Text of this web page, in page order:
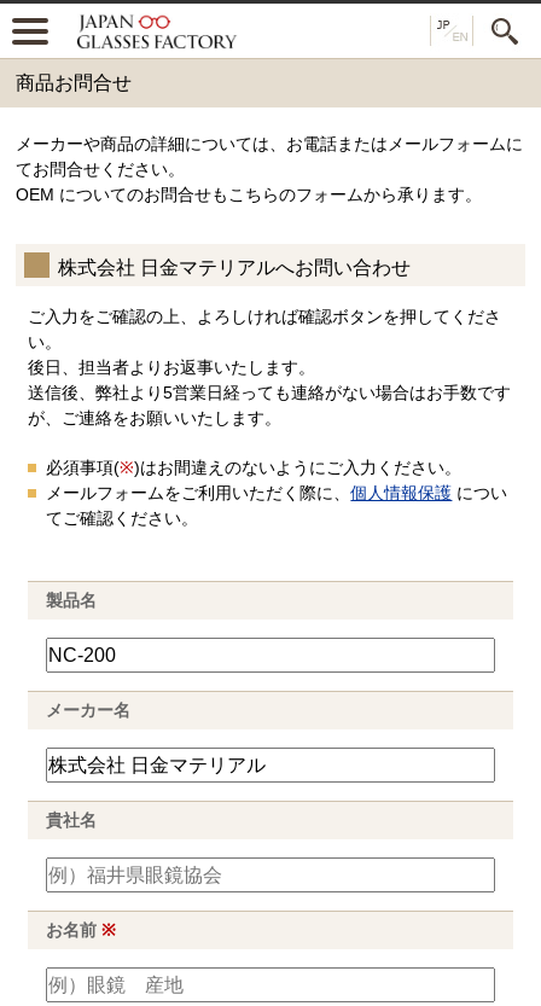
商品お問合せ
メーカーや商品の詳細については、お電話またはメールフォームに
てお問合せください。
OEM についてのお問合せもこちらのフォームから承ります。
株式会社 日金マテリアルへお問い合わせ
ご入力をご確認の上、よろしければ確認ボタンを押してくださ
い。
後日、担当者よりお返事いたします。
送信後、弊社より5営業日経っても連絡がない場合はお手数です
が、ご連絡をお願いいたします。
必須事項(※)はお間違えのないようにご入力ください。
メールフォームをご利用いただく際に、個人情報保護 につい
てご確認ください。
製品名
メーカー名
貴社名
お名前※